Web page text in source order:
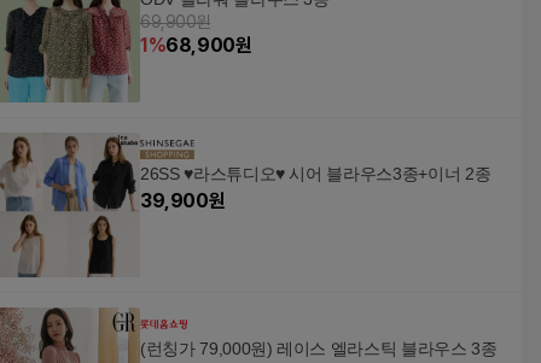
69,900원
1%68,900원
26SS ♥라스튜디오♥ 시어 블라우스3종+이너 2종
39,900원
(런칭가 79,000원) 레이스 엘라스틱 블라우스 3종